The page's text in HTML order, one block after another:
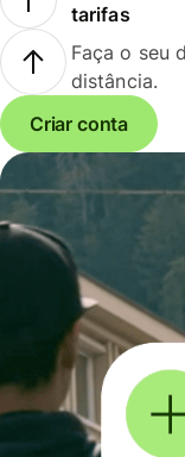
tarifas
Faça o seu
distância.
Criar conta